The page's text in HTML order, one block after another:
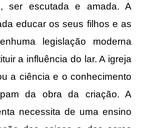
ser escutada e amada. A
educar os seus filhos e as
legislação moderna
a influência do lar. A igreja
a ciência e o conhecimento
da obra da criação. A
necessita de uma ensino